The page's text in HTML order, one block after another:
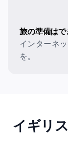
旅の準備はで
インターネ
を。
イギリ